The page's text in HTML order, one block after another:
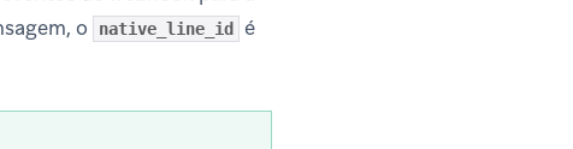
o
native_line_id
é